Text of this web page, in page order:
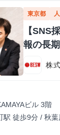
東京都
【SNS
報の長
株
ビル 3階
駅 徒歩9分 / 秋